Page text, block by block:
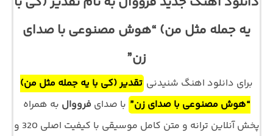
یه جمله مثل من) “هوش مصنوعی با صدای
زن”
برای دانلود اهنگ شنیدنی تقدیر (کی با یه جمله مثل من)
“هوش مصنوعی با صدای زن” با صدایفرووال به همراه
پخش آنلاین ترانه و متن کامل موسیقی با کیفیت اصلی 320 و